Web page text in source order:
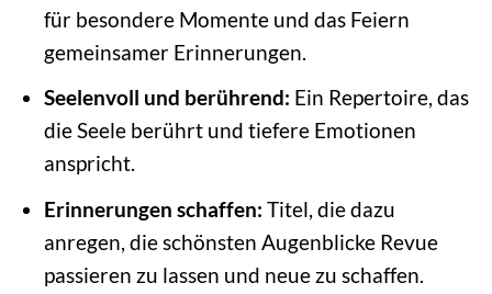
für besondere Momente und das Feiern
gemeinsamer Erinnerungen.
Seelenvoll und berührend: Ein Repertoire, das
die Seele berührt und tiefere Emotionen
anspricht.
Erinnerungen schaffen: Titel, die dazu
anregen, die schönsten Augenblicke Revue
passieren zu lassen und neue zu schaffen.